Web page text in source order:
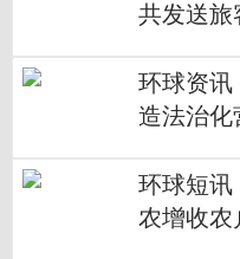
共发送旅
环球资讯
造法治化
环球短讯
农增收农